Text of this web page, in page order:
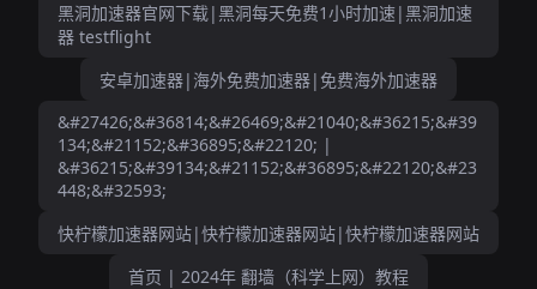
黑洞加速器官网下载|黑洞每天免费1小时加速|黑洞加速
器 testflight
安卓加速器|海外免费加速器|免费海外加速器
&#27426;&#36814;&#26469;&#21040;&#36215;&#39
134;&#21152;&#36895;&#22120; |
&#36215;&#39134;&#21152;&#36895;&#22120;&#23
448;&#32593;
快柠檬加速器网站|快柠檬加速器网站|快柠檬加速器网站
首页 | 2024年 翻墙（科学上网）教程